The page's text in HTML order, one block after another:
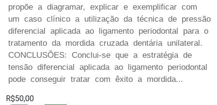
propõe a diagramar, explicar e exemplificar com
um caso clínico a utilização da técnica de pressão
diferencial aplicada ao ligamento periodontal para o
tratamento da mordida cruzada dentária unilateral.
CONCLUSÕES: Conclui-se que a estratégia de
tensão diferencial aplicada ao ligamento periodontal
pode conseguir tratar com êxito a mordida...
R$50,00